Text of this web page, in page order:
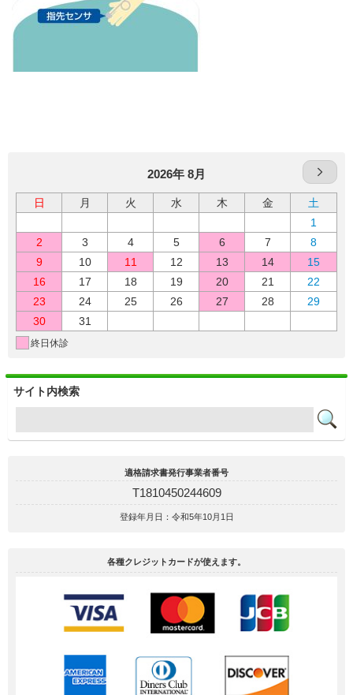
2026年 8月
日 月 火 水 木 金
土
1
2
3 4 5 6 7
8
9
10 11 12 13 14
15
16
17 18 19 20 21
22
23
24 25 26 27 28
29
30
31
終日休診
サイト内検索
適格請求書発行事業者番号
T1810450244609
登録年月日：令和5年10月1日
各種クレジットカードが使えます。